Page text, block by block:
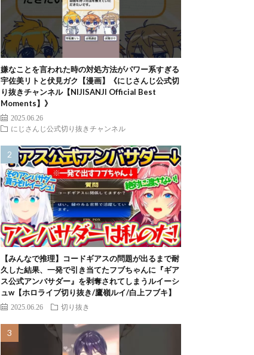
嫌なことを言われた時の対処方法がパワー系すぎる
宇佐美リトと伏見ガク【漫画】《にじさんじ公式切
り抜きチャンネル【NIJISANJI Official Best
Moments】》
2025.06.26
にじさんじ公式切り抜きチャンネル
【みんなで推理】コードギアスの問題が出るまで耐
久した結果、一発で引き当てたフブちゃんに『ギア
ス公式アンバサダー』を剥奪されてしまうルイーシ
ュw【ホロライブ切り抜き/鷹嶺ルイ/白上フブキ】
2025.06.26 切り抜き